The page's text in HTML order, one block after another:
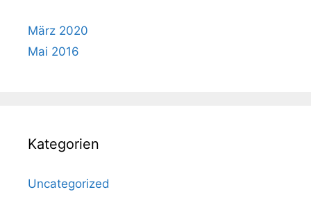
März 2020
Mai 2016
Kategorien
Uncategorized